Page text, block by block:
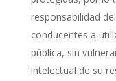
responsabilidad
conducentes a
pública, sin
intelectual de su